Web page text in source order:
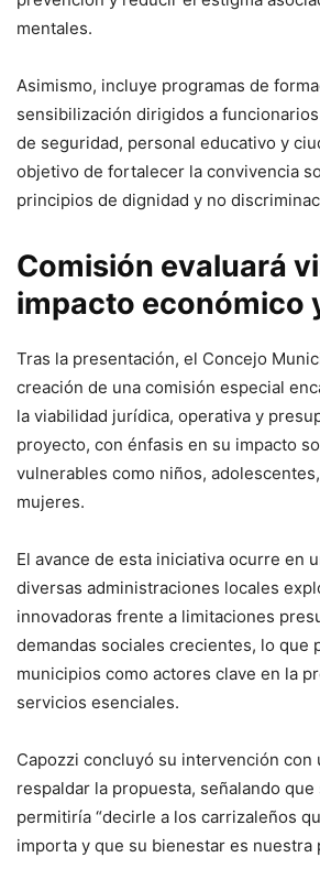
mentales.
Asimismo, incluye programas de
sensibilización dirigidos a
de seguridad, personal educativo y
objetivo de fortalecer la convivencia
principios de dignidad y no
Comisión evaluará
impacto económico
Tras la presentación, el Concejo
creación de una comisión especial
la viabilidad jurídica, operativa y
proyecto, con énfasis en su impacto
vulnerables como niños,
mujeres.
El avance de esta iniciativa ocurre en
diversas administraciones locales
innovadoras frente a limitaciones
demandas sociales crecientes, lo que
municipios como actores clave en la
servicios esenciales.
Capozzi concluyó su intervención con
respaldar la propuesta, señalando que
permitiría “decirle a los carrizaleños
importa y que su bienestar es nuestra